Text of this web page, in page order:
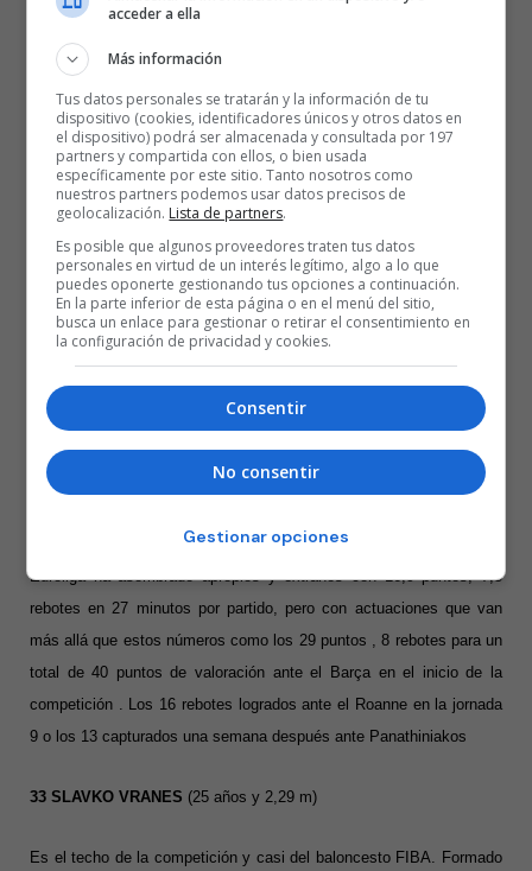
13 NIKOLA PEKOVIC (22 años y 2,10 m)
Jugador montenegrino de Bijelo Polje, la misma localidad de Pedraj
Drobnjak, Dusko Ivanovicy su entrenador Dusko Vujosevic.
Formado en su pais en el Buducnost de la capital Pogdorica. En
2003 con 17 años pasaba al Atlas de Belgrado y dos años después
en la temporada 05/06 llegara a Partizan. Ganó la liga en su primera
oro del Eurobasket sub 20 de 2006
Ha pasado de ser el tercer pívot de Partizan en la temporada
pasada tras el propio Drobnjak y Kosta Perovic (actualmente en
Golden State Warriors) ha ser el mejor pívot de la presente Euroliga,
un center nato de los de toda la vida. El tipico poste serbio tosco,
fuerte, talentoso y determinante. Sus 2,10 de m y su fortaleza física
no ha encontrado oposición entre los pívot de la competición.
En el computo de los 20 partidos jugados esta temporada en
Euroliga ha asombrado apropios y extraños con 16,9 puntos, 7,3
rebotes en 27 minutos por partido, pero con actuaciones que van
más allá que estos números como los 29 puntos , 8 rebotes para un
total de 40 puntos de valoración ante el Barça en el inicio de la
competición . Los 16 rebotes logrados ante el Roanne en la jornada
9 o los 13 capturados una semana después ante Panathiniakos
33 SLAVKO VRANES (25 años y 2,29 m)
Es el techo de la competición y casi del baloncesto FIBA. Formado
acceder a ella
Más información
Tus datos personales se tratarán y la información de tu
dispositivo (cookies, identificadores únicos y otros datos en
el dispositivo) podrá ser almacenada y consultada por 197
partners y compartida con ellos, o bien usada
específicamente por este sitio. Tanto nosotros como
nuestros partners podemos usar datos precisos de
geolocalización. Lista de partners.
Es posible que algunos proveedores traten tus datos
personales en virtud de un interés legítimo, algo a lo que
puedes oponerte gestionando tus opciones a continuación.
En la parte inferior de esta página o en el menú del sitio,
busca un enlace para gestionar o retirar el consentimiento en
la configuración de privacidad y cookies.
Consentir
No consentir
Gestionar opciones